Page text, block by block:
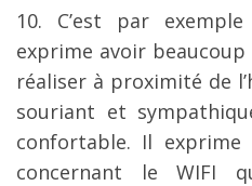
10. C’est par
exprime avoir
réaliser à proximité de
souriant et
confortable. Il exprime
concernant le WIFI